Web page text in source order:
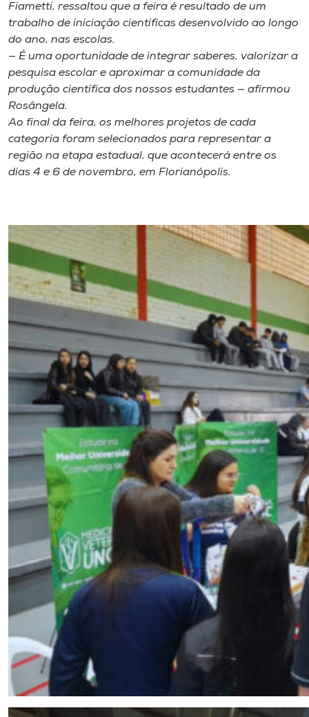
Fiametti, ressaltou que a feira é resultado de um
trabalho de iniciação científicas desenvolvido ao longo
do ano, nas escolas.
— É uma oportunidade de integrar saberes, valorizar a
pesquisa escolar e aproximar a comunidade da
produção científica dos nossos estudantes — afirmou
Rosângela.
Ao final da feira, os melhores projetos de cada
categoria foram selecionados para representar a
região na etapa estadual, que acontecerá entre os
dias 4 e 6 de novembro, em Florianópolis.